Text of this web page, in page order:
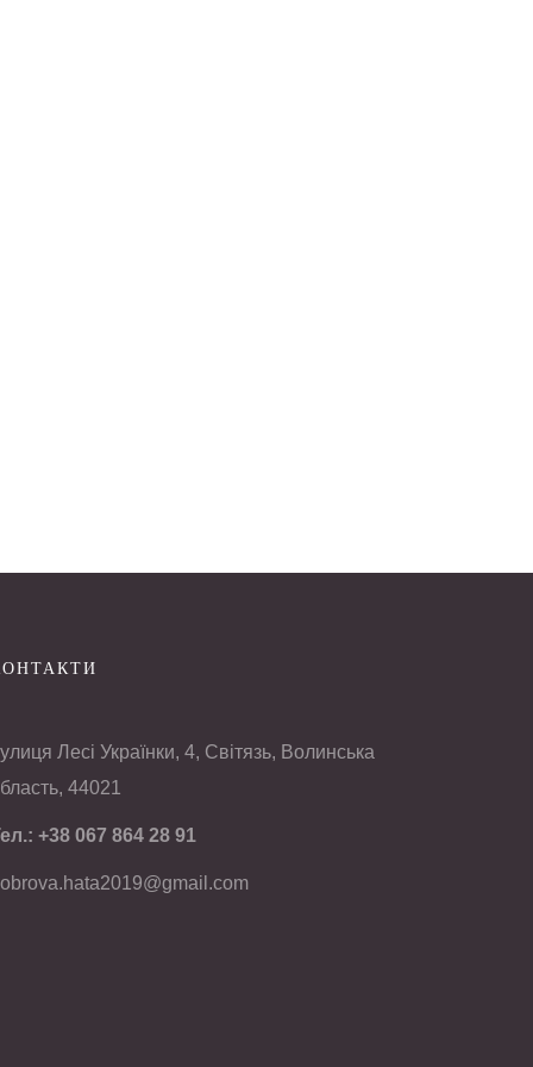
Лесі Українки, 4, Світязь, Волинська
44021
+38 067 864 28 91